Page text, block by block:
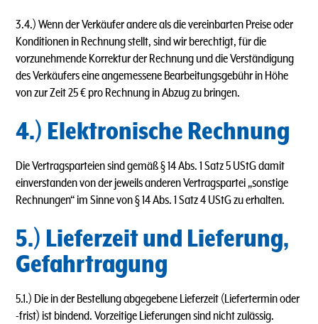
3.4.) Wenn der Verkäufer andere als die vereinbarten Preise oder
Konditionen in Rechnung stellt, sind wir berechtigt, für die
vorzunehmende Korrektur der Rechnung und die Verständigung
des Verkäufers eine angemessene Bearbeitungsgebühr in Höhe
von zur Zeit 25 € pro Rechnung in Abzug zu bringen.
4.) Elektronische Rechnung
Die Vertragsparteien sind gemäß § 14 Abs. 1 Satz 5 UStG damit
einverstanden von der jeweils anderen Vertragspartei „sonstige
Rechnungen“ im Sinne von § 14 Abs. 1 Satz 4 UStG zu erhalten.
5.) Lieferzeit und Lieferung,
Gefahrtragung
5.1.) Die in der Bestellung abgegebene Lieferzeit (Liefertermin oder
-frist) ist bindend. Vorzeitige Lieferungen sind nicht zulässig.